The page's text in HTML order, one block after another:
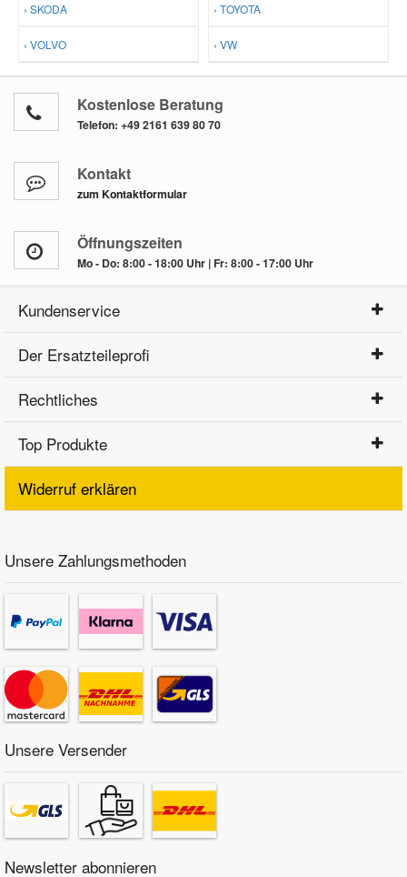
› SKODA › TOYOTA
› VOLVO › VW
Kostenlose Beratung
Telefon: +49 2161 639 80 70
Kontakt
zum Kontaktformular
Öffnungszeiten
Mo - Do: 8:00 - 18:00 Uhr | Fr: 8:00 - 17:00 Uhr
Kundenservice
Der Ersatzteileprofi
Rechtliches
Top Produkte
Widerruf erklären
Unsere Zahlungsmethoden
Unsere Versender
Newsletter abonnieren